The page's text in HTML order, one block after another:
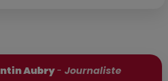
Aubry- Journaliste